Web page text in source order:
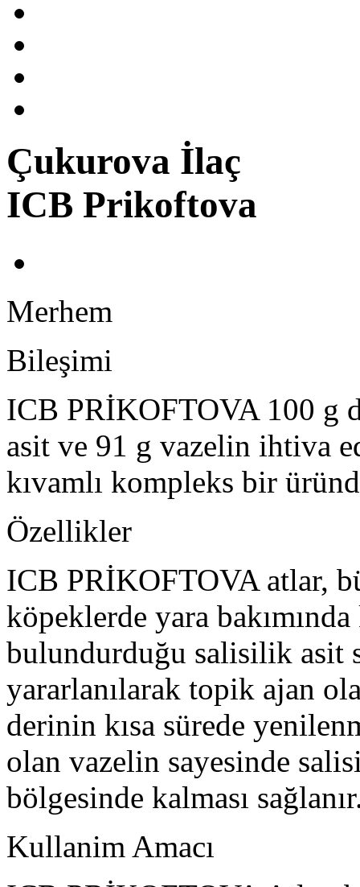
Çukurova İlaç
ICB Prikoftova
Merhem
Bileşimi
ICB PRİKOFTOVA 100 g
asit ve 91 g vazelin ihtiva
kıvamlı kompleks bir
Özellikler
ICB PRİKOFTOVA atlar,
köpeklerde yara
bulundurduğu salisilik asit
yararlanılarak topik ajan
derinin kısa sürede
olan vazelin sayesinde
bölgesinde kalması
Kullanim Amacı